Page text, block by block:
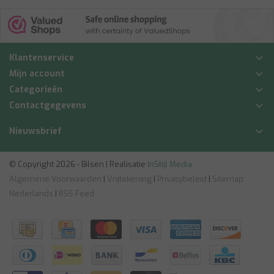
Klantenservice
Mijn account
Categorieën
Contactgegevens
Nieuwsbrief
© Copyright 2026 - Bilsen | Realisatie InStijl Media
Algemene Voorwaarden | Vrijtekening | Privacybeleid | Sitemap:
Nederlands | RSS Feed